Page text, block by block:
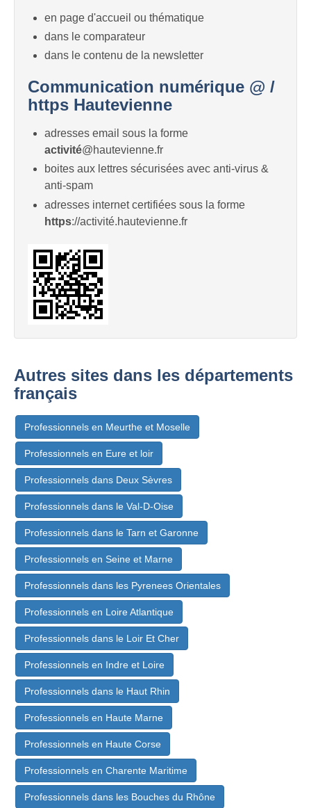
en page d'accueil ou thématique
dans le comparateur
dans le contenu de la newsletter
Communication numérique @ /
https Hautevienne
adresses email sous la forme
activité@hautevienne.fr
boites aux lettres sécurisées avec anti-virus &
anti-spam
adresses internet certifiées sous la forme
https://activité.hautevienne.fr
Autres sites dans les départements
français
Professionnels en Meurthe et Moselle
Professionnels en Eure et loir
Professionnels dans Deux Sèvres
Professionnels dans le Val-D-Oise
Professionnels dans le Tarn et Garonne
Professionnels en Seine et Marne
Professionnels dans les Pyrenees Orientales
Professionnels en Loire Atlantique
Professionnels dans le Loir Et Cher
Professionnels en Indre et Loire
Professionnels dans le Haut Rhin
Professionnels en Haute Marne
Professionnels en Haute Corse
Professionnels en Charente Maritime
Professionnels dans les Bouches du Rhône